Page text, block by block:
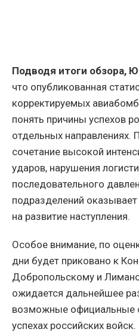
Подводя итоги обзора,
что опубликованная
корректируемых
понять причины успехов
отдельных направлениях.
сочетание высокой
ударов, нарушения
последовательного
подразделений
на развитие наступления.
Особое внимание, по
дни будет приковано к
Добропольскому и
ожидается дальнейшее
возможные официальные
успехах российских войск.